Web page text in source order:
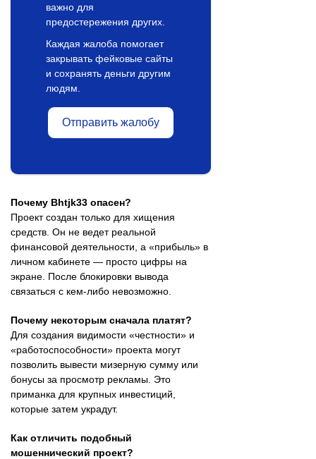
важно для
предостережения других.
Каждая жалоба помогает
закрывать фейковые сайты
и сохранять деньги другим
людям.
Отправить жалобу
Почему Bhtjk33 опасен?
Проект создан только для хищения
средств. Он не ведет реальной
финансовой деятельности, а «прибыль» в
личном кабинете — просто цифры на
экране. После блокировки вывода
связаться с кем-либо невозможно.
Почему некоторым сначала платят?
Для создания видимости «честности» и
«работоспособности» проекта могут
позволить вывести мизерную сумму или
бонусы за просмотр рекламы. Это
приманка для крупных инвестиций,
которые затем украдут.
Как отличить подобный
мошеннический проект?